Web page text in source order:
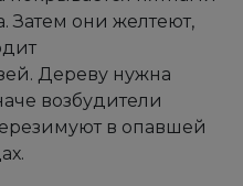
Затем они желтеют,
Дереву нужна
возбудители
в опавшей